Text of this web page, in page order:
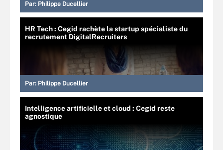
Par: Philippe Ducellier
HR Tech : Cegid rachète la startup spécialiste du
recrutement DigitalRecruiters
Par: Philippe Ducellier
Intelligence artificielle et cloud : Cegid reste
agnostique